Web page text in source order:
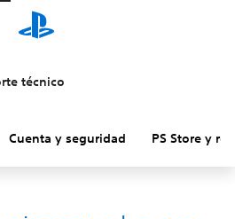
técnico
Cuenta y seguridad PS Store y